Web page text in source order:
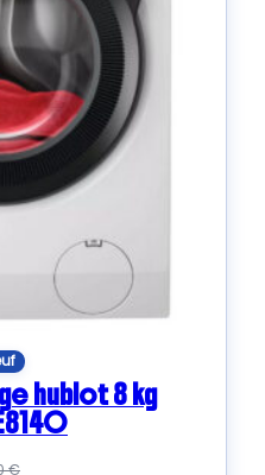
hublot 8 kg
€